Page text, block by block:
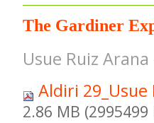
The Gardiner
Usue Ruiz
Aldiri
2.86 MB